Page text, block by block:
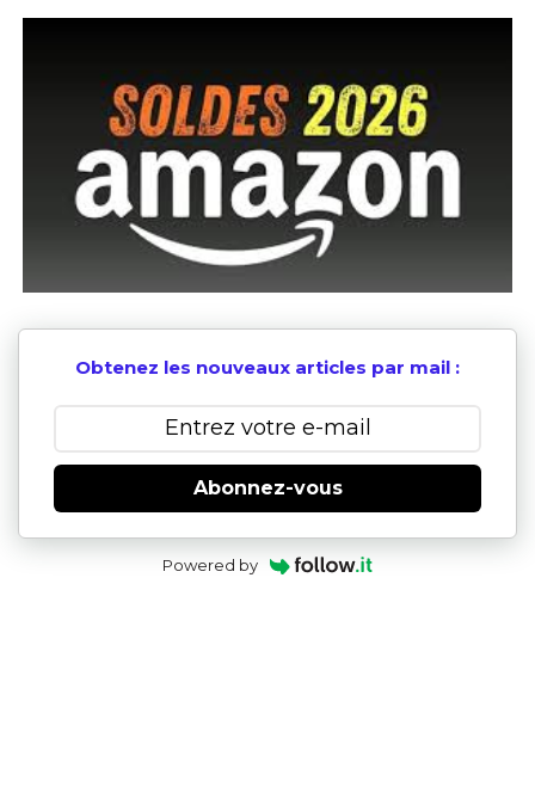
Obtenez les nouveaux articles par mail :
Abonnez-vous
Powered by